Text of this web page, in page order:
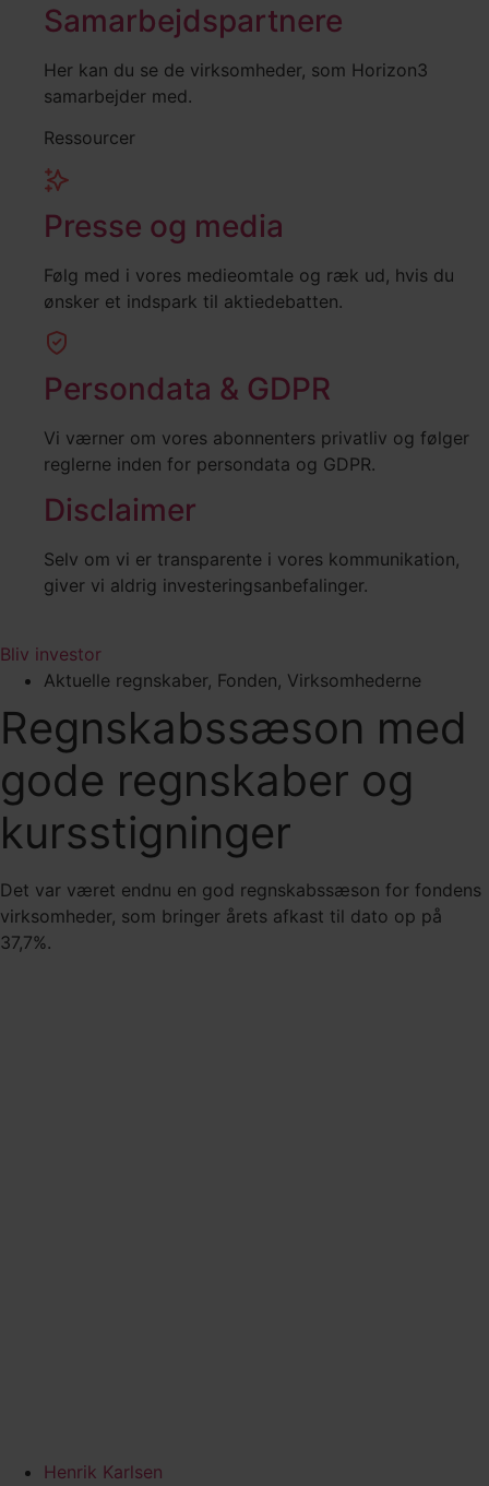
Samarbejdspartnere
Her kan du se de virksomheder, som Horizon3
samarbejder med.
Ressourcer
Presse og media
Følg med i vores medieomtale og ræk ud, hvis du
ønsker et indspark til aktiedebatten.
Persondata & GDPR
Vi værner om vores abonnenters privatliv og følger
reglerne inden for persondata og GDPR.
Disclaimer
Selv om vi er transparente i vores kommunikation,
giver vi aldrig investeringsanbefalinger.
Bliv investor
Aktuelle regnskaber, Fonden, Virksomhederne
Regnskabssæson med
gode regnskaber og
kursstigninger
Det var været endnu en god regnskabssæson for fondens
virksomheder, som bringer årets afkast til dato op på
37,7%.
Henrik Karlsen